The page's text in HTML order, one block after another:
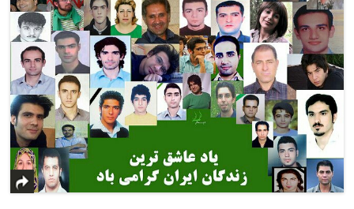
<
>